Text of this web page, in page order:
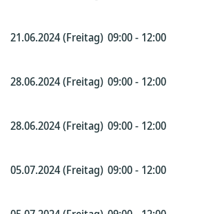
21.06.2024 (Freitag) 09:00 - 12:00
28.06.2024 (Freitag) 09:00 - 12:00
28.06.2024 (Freitag) 09:00 - 12:00
05.07.2024 (Freitag) 09:00 - 12:00